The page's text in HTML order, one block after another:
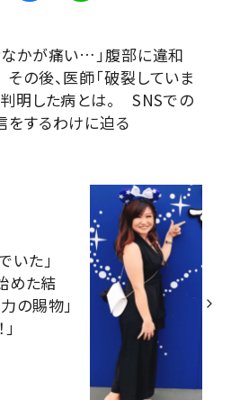
なかが痛い…」腹部に違和
の後、医師「破裂していま
判明した病とは。 SNSでの
をするわけに迫る
いた」
めた結
の賜物」